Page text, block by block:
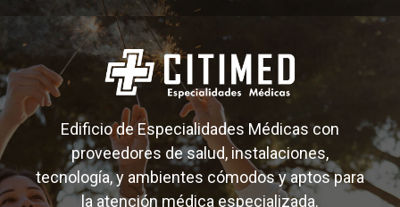
Edificio de Especialidades Médicas con
proveedores de salud, instalaciones,
tecnología, y ambientes cómodos y aptos para
la atención médica especializada.